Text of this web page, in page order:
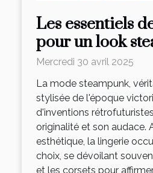
Les essentiels
pour un look
authentique
Mercredi 30 avril 2025
La mode steampunk,
stylisée de l'époque
d'inventions
originalité et son audace.
esthétique, la lingerie
choix, se dévoilant
et les corsets pour affirmer